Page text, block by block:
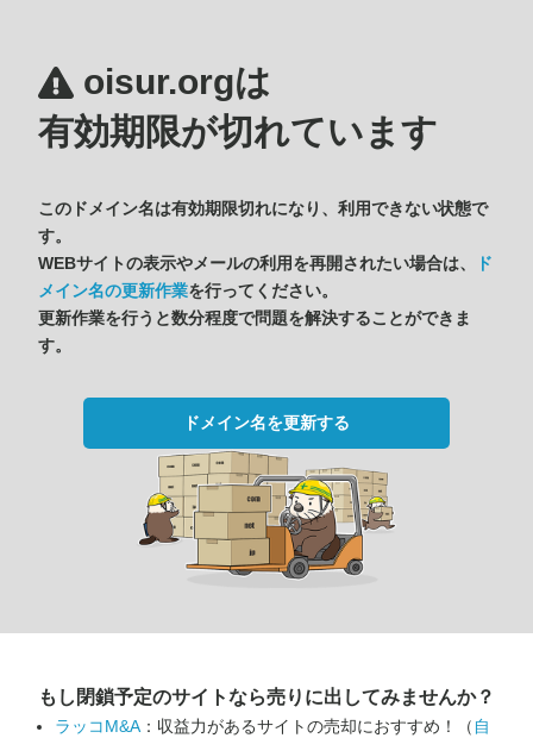
oisur.orgは
有効期限が切れています
このドメイン名は有効期限切れになり、利用できない状態で
す。
WEBサイトの表示やメールの利用を再開されたい場合は、
ド
メイン名の更新作業を行ってください。
更新作業を行うと数分程度で問題を解決することができま
す。
ドメイン名を更新する
もし閉鎖予定のサイトなら売りに出してみませんか？
ラッコM&A ：収益力があるサイトの売却におすすめ！（ 自